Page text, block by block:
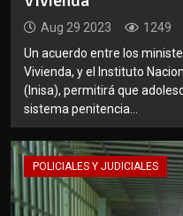
Aug 29 2023 1249
Un acuerdo entre los
Vivienda, y el Instituto
(Inisa), permitirá que
sistema penitencia...
POLICIALES Y JUDICIALES